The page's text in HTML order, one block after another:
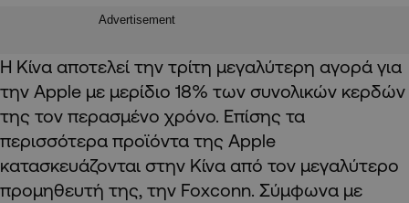
Advertisement
Η Κίνα αποτελεί την τρίτη μεγαλύτερη αγορά για
την Apple με μερίδιο 18% των συνολικών κερδών
της τον περασμένο χρόνο. Επίσης τα
περισσότερα προϊόντα της Apple
κατασκευάζονται στην Κίνα από τον μεγαλύτερο
προμηθευτή της, την Foxconn. Σύμφωνα με